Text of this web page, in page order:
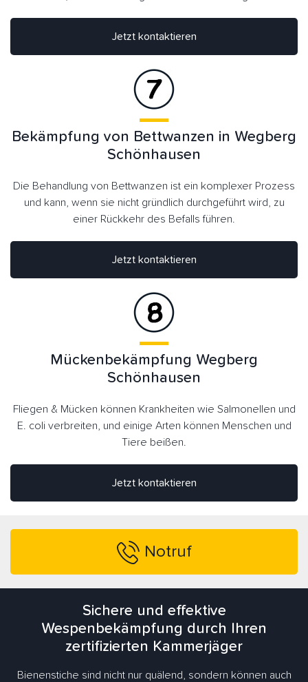
Jetzt kontaktieren
Bekämpfung von Bettwanzen in Wegberg
Schönhausen
Die Behandlung von Bettwanzen ist ein komplexer Prozess
und kann, wenn sie nicht gründlich durchgeführt wird, zu
einer Rückkehr des Befalls führen.
Jetzt kontaktieren
Jetzt kontaktieren
Mückenbekämpfung Wegberg
Schönhausen
Fliegen & Mücken können Krankheiten wie Salmonellen und
E. coli verbreiten, und einige Arten können Menschen und
Tiere beißen.
Notruf
Sichere und effektive
Wespenbekämpfung durch Ihren
zertifizierten Kammerjäger
Bienenstiche sind nicht nur quälend, sondern können auch